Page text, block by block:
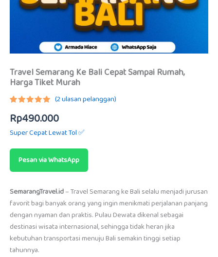
Travel Semarang Ke Bali Cepat Sampai Rumah,
Harga Tiket Murah
5.00 dari
5
berdasarkan
penilaian
(2ulasan pelanggan)
Rp490.000
Super Cepat Lewat Tol ✅
Pesan via WhatsApp
SemarangTravel.id– Travel Semarang ke Bali selalu menjadi jurusan
favorit bagi banyak orang yang ingin menikmati perjalanan panjang
dengan nyaman dan praktis. Pulau Dewata dikenal sebagai
destinasi wisata internasional, sehingga tidak heran jika
kebutuhan transportasi menuju Bali semakin tinggi setiap
tahunnya.